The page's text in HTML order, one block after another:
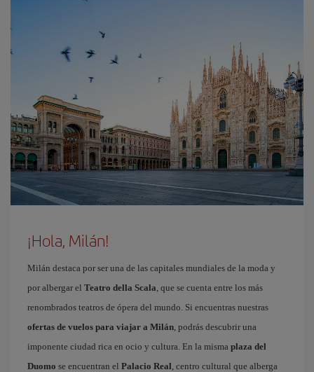
¡Hola, Milán!
Milán destaca por ser una de las capitales mundiales de la moda y
por albergar el Teatro della Scala, que se cuenta entre los más
renombrados teatros de ópera del mundo. Si encuentras nuestras
ofertas de vuelos para viajar a Milán, podrás descubrir una
imponente ciudad rica en ocio y cultura. En la misma plaza del
Duomo se encuentran el Palacio Real, centro cultural que alberga